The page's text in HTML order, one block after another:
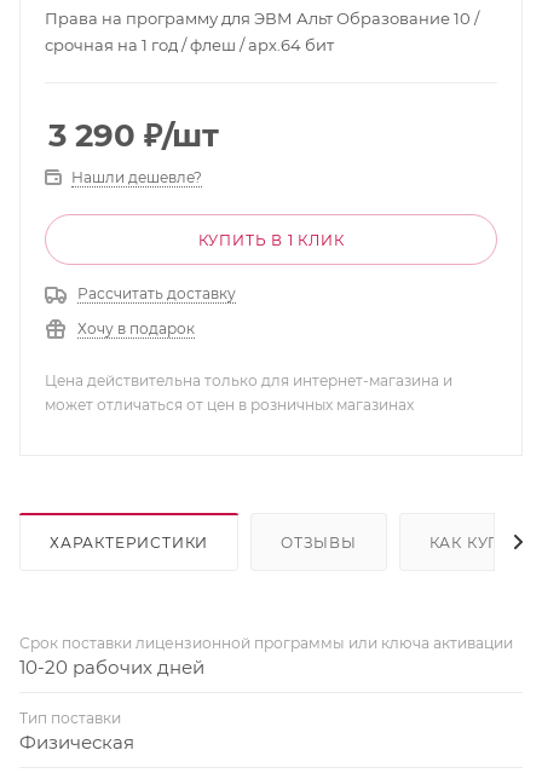
Права на программу для ЭВМ Альт Образование 10 /
срочная на 1 год / флеш / арх.64 бит
3 290 ₽/шт
Нашли дешевле?
КУПИТЬ В 1 КЛИК
Рассчитать доставку
Хочу в подарок
Цена действительна только для интернет-магазина и
может отличаться от цен в розничных магазинах
ХАРАКТЕРИСТИКИ ОТЗЫВЫ КАК КУПИТЬ
Срок поставки лицензионной программы или ключа активации
10-20 рабочих дней
Тип поставки
Физическая